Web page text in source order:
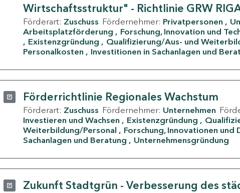
Wirtschaftsstruktur" - Richtlinie GRW
Förderart: Zuschuss Fördernehmer: Privatpersonen
Arbeitsplatzförderung
Forschung, Innovation und
Existenzgründung
Qualifizierung/Aus- und
Personalkosten
Investitionen in Sachanlagen und
Förderrichtlinie Regionales Wachstum
Förderart: Zuschuss Fördernehmer: Unternehmen
Investieren und Wachsen
Existenzgründung
Weiterbildung/Personal
Forschung, Innovationen und
Sachanlagen und Beratung
Unternehmensgründung
Zukunft Stadtgrün - Verbesserung des